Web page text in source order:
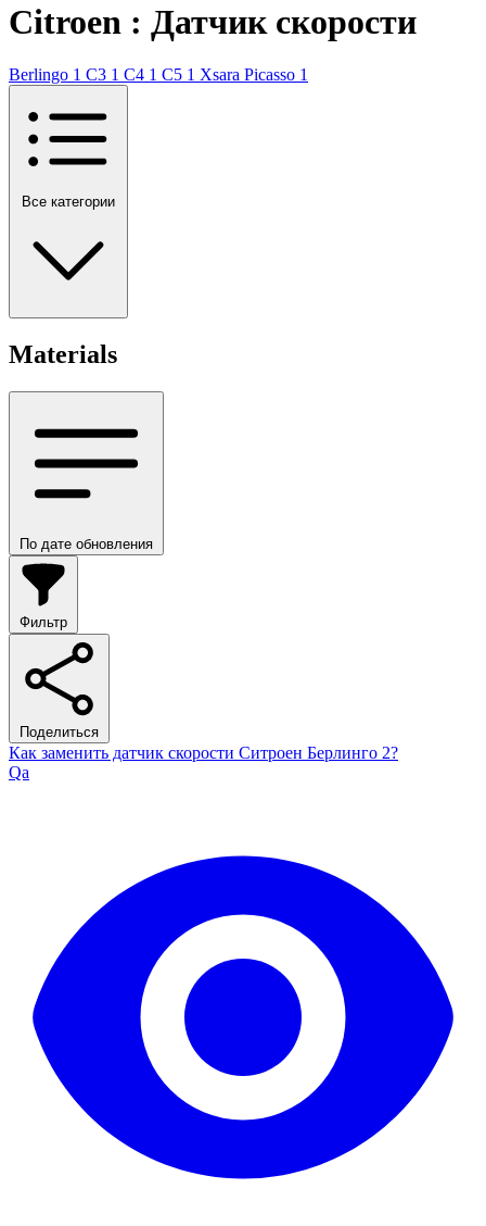
Citroen : Датчик скорости
Berlingo 1 C3 1 C4 1 C5 1 Xsara Picasso 1
Все категории
Materials
По дате обновления
Фильтр
Поделиться
Как заменить датчик скорости Ситроен Берлинго 2?
Qa